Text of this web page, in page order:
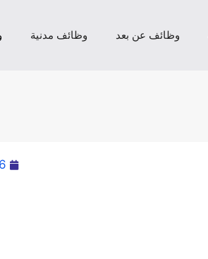
وظائف عن بعد وظائف مدنية